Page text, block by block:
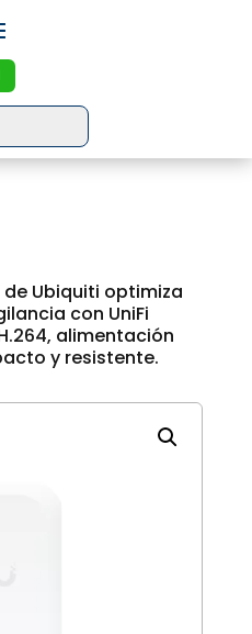
de Ubiquiti optimiza
con UniFi
alimentación
y resistente.